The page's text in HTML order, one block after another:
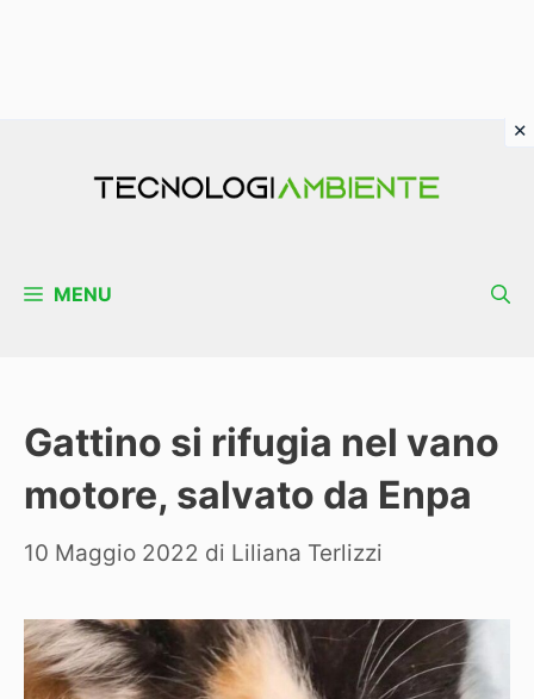
MENU
Gattino si rifugia nel vano
motore, salvato da Enpa
10 Maggio 2022 di Liliana Terlizzi